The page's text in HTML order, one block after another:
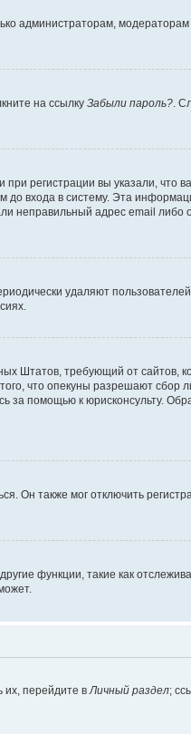
администраторам,
на ссылку Забыли пароль? .
регистрации вы указали, что
входа в систему. Эта
неправильный адрес email либо
удаляют
Штатов, требующий от сайтов,
что опекуны разрешают
помощью к юрисконсульту.
Он также мог отключить
функции, такие как
их, перейдите в Личный раздел;